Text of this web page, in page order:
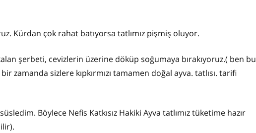
Kürdan çok rahat batıyorsa tatlımız pişmiş oluyor.
şerbeti, cevizlerin üzerine döküp soğumaya bırakıyoruz.( ben bu
zamanda sizlere kıpkırmızı tamamen doğal ayva. tatlısı. tarifi
Böylece Nefis Katkısız Hakiki Ayva tatlımız tüketime hazır